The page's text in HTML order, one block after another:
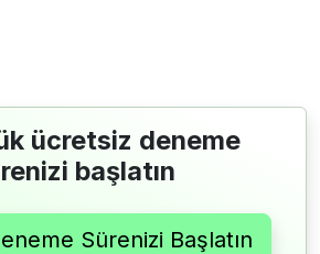
ücretsiz deneme
başlatın
Sürenizi Başlatın